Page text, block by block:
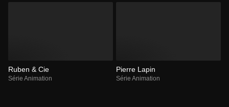
Ruben & Cie
Série Animation
Pierre Lapin
Série Animation